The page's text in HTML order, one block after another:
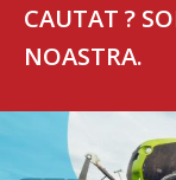
CAUTAT ?
NOASTRA.